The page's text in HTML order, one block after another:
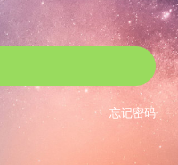
忘记密码